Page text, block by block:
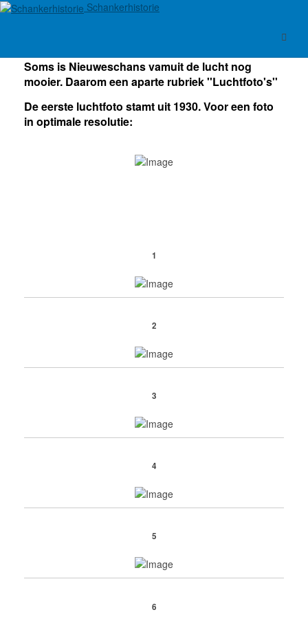
Schankerhistorie
Soms is Nieuweschans vamuit de lucht nog
mooier. Daarom een aparte rubriek ''Luchtfoto's''
De eerste luchtfoto stamt uit 1930. Voor een foto
in optimale resolutie:
1
2
3
4
5
6